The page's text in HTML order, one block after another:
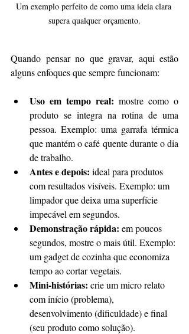
Um exemplo perfeito de como uma ideia clara
supera qualquer orçamento.
Quando pensar no que gravar, aqui estão
alguns enfoques que sempre funcionam:
Uso em tempo real: mostre como o
produto se integra na rotina de uma
pessoa. Exemplo: uma garrafa térmica
que mantém o café quente durante o dia
de trabalho.
Antes e depois: ideal para produtos
com resultados visíveis. Exemplo: um
limpador que deixa uma superfície
impecável em segundos.
Demonstração rápida: em poucos
segundos, mostre o mais útil. Exemplo:
um gadget de cozinha que economiza
tempo ao cortar vegetais.
Mini-histórias: crie um micro relato
com início (problema),
desenvolvimento (dificuldade) e final
(seu produto como solução).